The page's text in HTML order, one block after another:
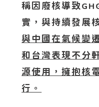
稱因廢核導致
實，與持續發展
與中國在氣候變
和台灣表現不分
源使用，擁抱核
行。